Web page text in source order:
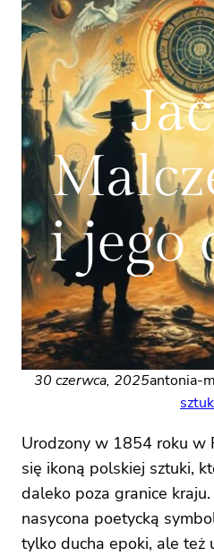
i jego
30 czerwca, 2025antonia-
Urodzony w 1854 roku w
się ikoną polskiej sztuki,
daleko poza granice
nasycona poetycką
tylko ducha epoki, ale